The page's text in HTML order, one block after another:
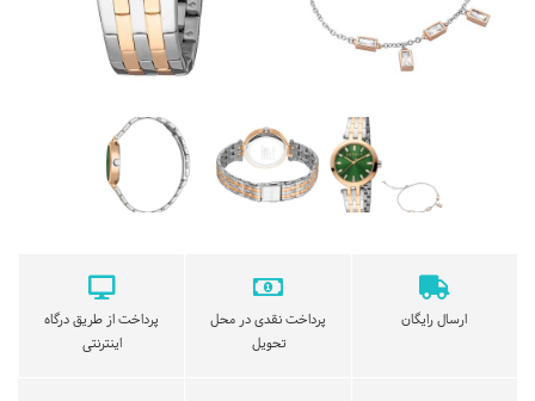
ارسال رایگان
پرداخت نقدی در محل
تحویل
پرداخت از طریق درگاه
اینترنتی